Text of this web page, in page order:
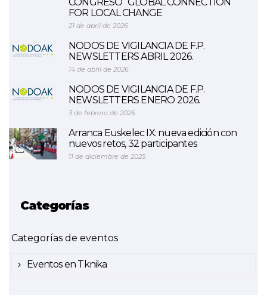
FOR LOCAL CHANGE
21 de abril de 2026
NODOS DE VIGILANCIA DE F.P.
NEWSLETTERS ABRIL 2026.
14 de abril de 2026
NODOS DE VIGILANCIA DE F.P.
NEWSLETTERS ENERO 2026.
3 de febrero de 2026
Arranca Euskelec IX: nueva edición con
nuevos retos, 32 participantes
11 de diciembre de 2025
Categorías
Categorías de eventos
Eventos en Tknika